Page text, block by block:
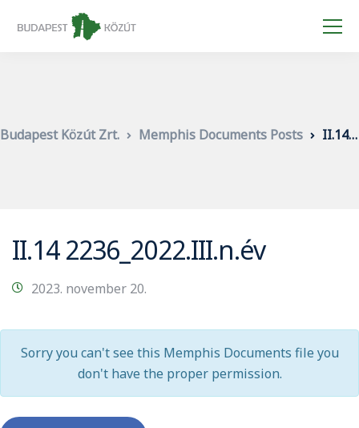
Budapest Közút Zrt. Memphis Documents Posts II.14 2236_2022.III.n.év
II.14 2236_2022.III.n.év
2023. november 20.
Sorry you can't see this Memphis Documents file you
don't have the proper permission.